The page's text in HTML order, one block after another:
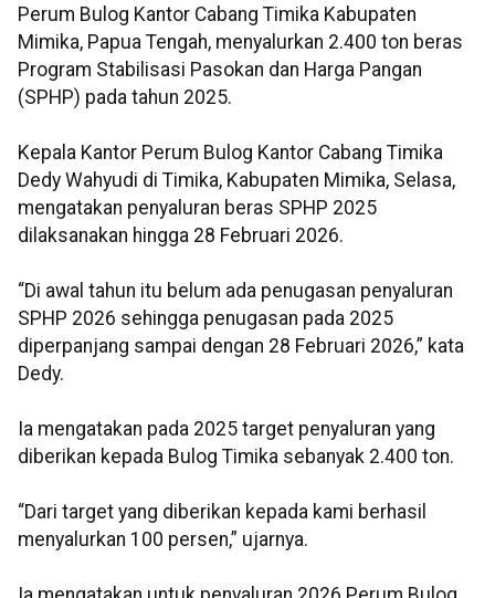
Perum Bulog Kantor Cabang Timika Kabupaten
Mimika, Papua Tengah, menyalurkan 2.400 ton beras
Program Stabilisasi Pasokan dan Harga Pangan
(SPHP) pada tahun 2025.
Kepala Kantor Perum Bulog Kantor Cabang Timika
Dedy Wahyudi di Timika, Kabupaten Mimika, Selasa,
mengatakan penyaluran beras SPHP 2025
dilaksanakan hingga 28 Februari 2026.
“Di awal tahun itu belum ada penugasan penyaluran
SPHP 2026 sehingga penugasan pada 2025
diperpanjang sampai dengan 28 Februari 2026,” kata
Dedy.
Ia mengatakan pada 2025 target penyaluran yang
diberikan kepada Bulog Timika sebanyak 2.400 ton.
“Dari target yang diberikan kepada kami berhasil
menyalurkan 100 persen,” ujarnya.